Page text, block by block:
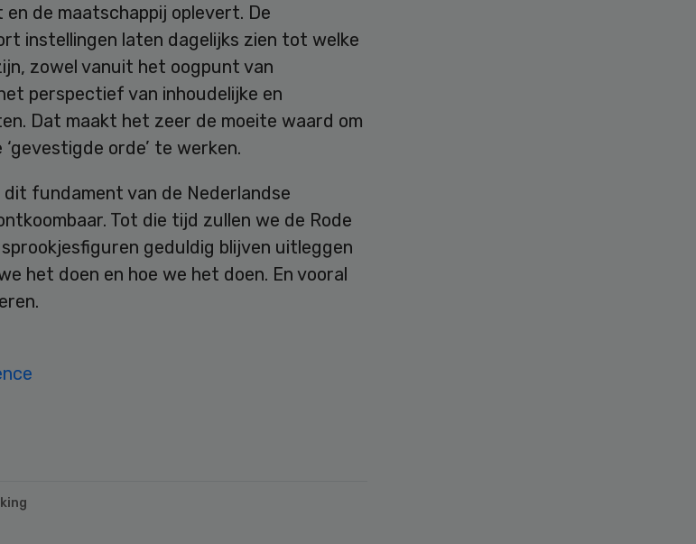
de maatschappij oplevert. De
instellingen laten dagelijks zien tot welke
zowel vanuit het oogpunt van
perspectief van inhoudelijke en
Dat maakt het zeer de moeite waard om
orde’ te werken.
fundament van de Nederlandse
Tot die tijd zullen we de Rode
sprookjesfiguren geduldig blijven uitleggen
het doen en hoe we het doen. En vooral